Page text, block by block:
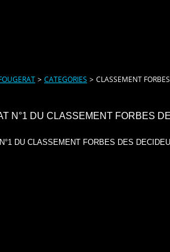
> CATEGORIES > CLASSEMENT FORBES
N°1 DU CLASSEMENT FORBES